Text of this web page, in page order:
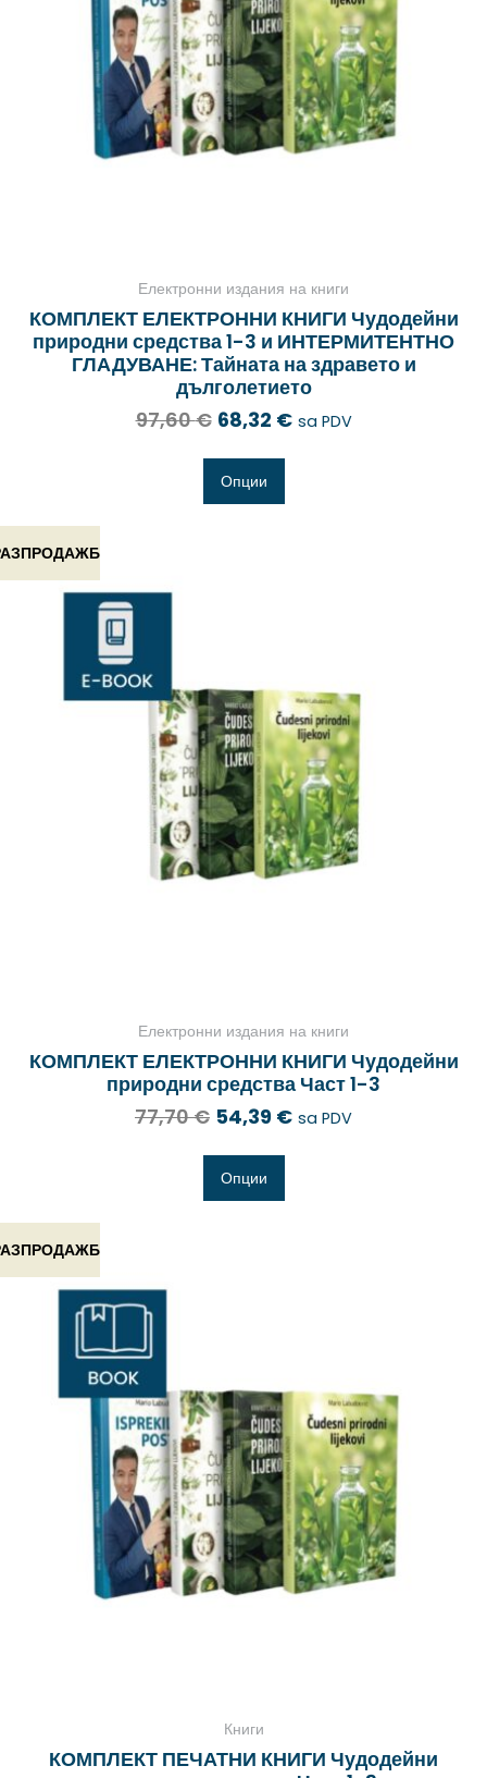
Електронни издания на книги
КОМПЛЕКТ ЕЛЕКТРОННИ КНИГИ Чудодейни
природни средства 1-3 и ИНТЕРМИТЕНТНО
ГЛАДУВАНЕ: Тайната на здравето и
дълголетието
97,60€ 68,32 € sa PDV
Опции
Електронни издания на книги
КОМПЛЕКТ ЕЛЕКТРОННИ КНИГИ Чудодейни
природни средства Част 1-3
77,70€ 54,39 € sa PDV
Опции
Книги
КОМПЛЕКТ ПЕЧАТНИ КНИГИ Чудодейни